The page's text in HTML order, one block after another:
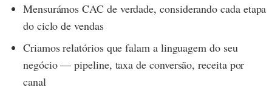
Mensurámos CAC de verdade, considerando cada etapa
do ciclo de vendas
Criamos relatórios que falam a linguagem do seu
negócio — pipeline, taxa de conversão, receita por
canal